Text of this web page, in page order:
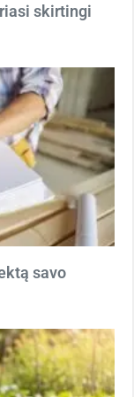
skirtingi
savo